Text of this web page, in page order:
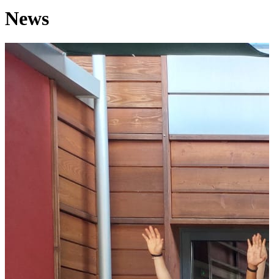
News